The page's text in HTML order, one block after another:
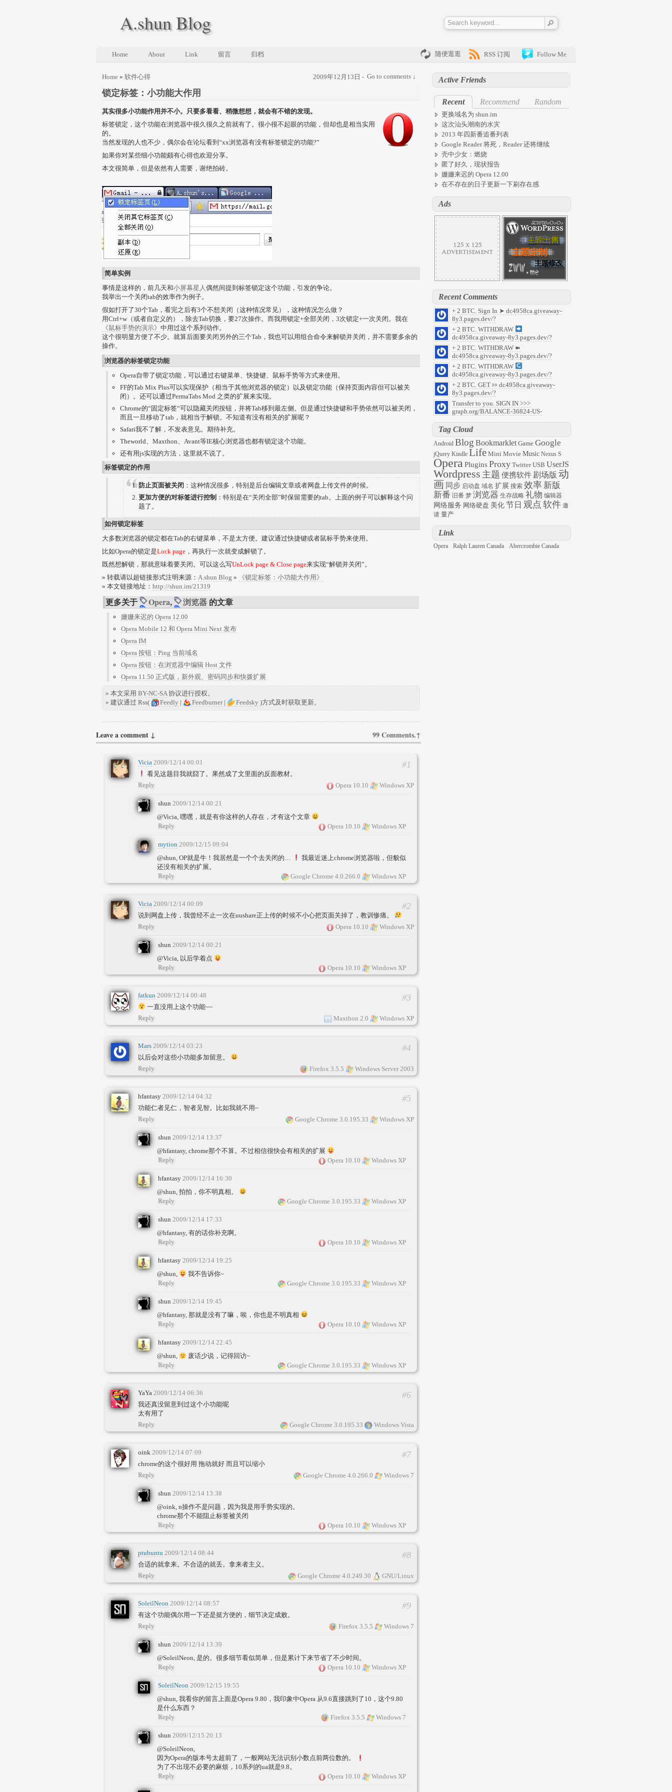
A.shun Blog
Home About Link 留言 归档 随便逛逛 RSS 订阅 Follow Me
Go to comments ↓
2009年12月13日 -
Home » 软件心得
锁定标签：小功能大作用
其实很多小功能作用并不小。只要多看看、稍微想想，就会有不错的发现。
标签锁定，这个功能在浏览器中很久很久之前就有了。很小很不起眼的功能，但却也是相当实用
的。
当然发现的人也不少，偶尔会在论坛看到“xx浏览器有没有标签锁定的功能?”
如果你对某些细小功能颇有心得也欢迎分享。
本文很简单，但是依然有人需要，谢绝拍砖。
简单实例
事情是这样的，前几天和小屏幕星人偶然间提到标签锁定这个功能，引发的争论。
我举出一个关闭tab的效率作为例子。
假如打开了30个Tab，看完之后有3个不想关闭（这种情况常见），这种情况怎么做？
用Ctrl+w（或者自定义的），除去Tab切换，要27次操作。而我用锁定+全部关闭，3次锁定+一次关闭。我在
《鼠标手势的演示》 中用过这个系列动作。
这个很明显方便了不少。就算后面要关闭另外的三个Tab，我也可以用组合命令来解锁并关闭，并不需要多余的
操作。
浏览器的标签锁定功能
Opera自带了锁定功能，可以通过右键菜单、快捷键、鼠标手势等方式来使用。
FF的Tab Mix Plus可以实现保护（相当于其他浏览器的锁定）以及锁定功能（保持页面内容但可以被关
闭）。还可以通过PermaTabs Mod 之类的扩展来实现。
Chrome的“固定标签“可以隐藏关闭按钮，并将Tab移到最左侧。但是通过快捷键和手势依然可以被关闭，
而且一旦移动了tab，就相当于解锁。不知道有没有相关的扩展呢？
Safari我不了解，不发表意见。期待补充。
Theworld、Maxthon、Avant等IE核心浏览器也都有锁定这个功能。
还有用js实现的方法，这里就不说了。
标签锁定的作用
防止页面被关闭 ：这种情况很多，特别是后台编辑文章或者网盘上传文件的时候。
更加方便的对标签进行控制 ：特别是在“关闭全部”时保留需要的tab。上面的例子可以解释这个问
题了。
如何锁定标签
大多数浏览器的锁定都在Tab的右键菜单，不是太方便。建议通过快捷键或者鼠标手势来使用。
比如Opera的锁定是Lock page ，再执行一次就变成解锁了。
既然想解锁，那就意味着要关闭。可以这么写UnLock page & Close page来实现“解锁并关闭”。
» 转载请以超链接形式注明来源： A.shun Blog »
《锁定标签：小功能大作用》
» 本文链接地址： http://shun.im/21319
更多关于 Opera, 浏览器 的文章
姗姗来迟的 Opera 12.00
Opera Mobile 12 和 Opera Mini Next 发布
Opera IM
Opera 按钮：Ping 当前域名
Opera 按钮：在浏览器中编辑 Host 文件
Opera 11.50 正式版，新外观、密码同步和快拨扩展
» 本文采用 BY-NC-SA协议进行授权。
» 建议通过 Rss(
Feedly | Feedburner| Feedsky )方式及时获取更新。
Leave a comment ↓ 99 Comments.↑
Vicia 2009/12/14 00:01
看见这题目我就囧了。果然成了文里面的反面教材。
Opera 10.10
Windows XP
#1
Reply
shun 2009/12/14 00:21
@Vicia, 嘿嘿，就是有你这样的人存在，才有这个文章
Opera 10.10
Windows XP
Reply
mytion 2009/12/15 09:04
@shun, OP就是牛！我居然是一个个去关闭的…
我最近迷上chrome浏览器啦，但貌似
还没有相关的扩展。
Google Chrome 4.0.266.0
Windows XP
Reply
Vicia 2009/12/14 00:09
说到网盘上传，我曾经不止一次在uushare正上传的时候不小心把页面关掉了，教训惨痛。
Opera 10.10
Windows XP
#2
Reply
shun 2009/12/14 00:21
@Vicia, 以后学着点
Opera 10.10
Windows XP
Reply
fatkun 2009/12/14 00:48
一直没用上这个功能~~
Maxthon 2.0
Windows XP
#3
Reply
Mars 2009/12/14 03:23
以后会对这些小功能多加留意。
Firefox 3.5.5
Windows Server 2003
#4
Reply
hfantasy 2009/12/14 04:32
功能仁者见仁，智者见智。比如我就不用~
Google Chrome 3.0.195.33
Windows XP
#5
Reply
shun 2009/12/14 13:37
@hfantasy, chrome那个不算。不过相信很快会有相关的扩展
Opera 10.10
Windows XP
Reply
hfantasy 2009/12/14 16:30
@shun, 拍拍，你不明真相。
Google Chrome 3.0.195.33
Windows XP
Reply
shun 2009/12/14 17:33
@hfantasy, 有的话你补充啊。
Opera 10.10
Windows XP
Reply
hfantasy 2009/12/14 19:25
@shun,
我不告诉你~
Google Chrome 3.0.195.33
Windows XP
Reply
shun 2009/12/14 19:45
@hfantasy, 那就是没有了嘛，唉，你也是不明真相
Opera 10.10
Windows XP
Reply
hfantasy 2009/12/14 22:45
@shun,
废话少说，记得回访~
Google Chrome 3.0.195.33
Windows XP
Reply
YaYa 2009/12/14 06:36
我还真没留意到过这个小功能呢
太有用了
Google Chrome 3.0.195.33
Windows Vista
#6
Reply
oink 2009/12/14 07:09
chrome的这个很好用 拖动就好 而且可以缩小
Google Chrome 4.0.266.0
Windows 7
#7
Reply
shun 2009/12/14 13:38
@oink, n操作不是问题，因为我是用手势实现的。
chrome那个不能阻止标签被关闭
Opera 10.10
Windows XP
Reply
ptubuntu 2009/12/14 08:44
合适的就拿来。不合适的就丢。拿来者主义。
Google Chrome 4.0.249.30
GNU/Linux
#8
Reply
SoleilNeon 2009/12/14 08:57
有这个功能偶尔用一下还是挺方便的，细节决定成败。
Firefox 3.5.5
Windows 7
#9
Reply
shun 2009/12/14 13:39
@SoleilNeon, 是的。很多细节看似简单，但是累计下来节省了不少时间。
Opera 10.10
Windows XP
Reply
SoleilNeon 2009/12/15 19:55
@shun, 我看你的留言上面是Opera 9.80，我印象中Opera 从9.6直接跳到了10，这个9.80
是什么东西？
Firefox 3.5.5
Windows 7
Reply
shun 2009/12/15 20:13
@SoleilNeon,
因为Opera的版本号太超前了，一般网站无法识别小数点前两位数的。
为了不出现不必要的麻烦，10系列的ua就是9.8。
Opera 10.10
Windows XP
Reply
Active Friends
Recent Recommend Random
更换域名为 shun.im
这次汕头潮南的水灾
2013 年四新番追番列表
Google Reader 将死，Reader 还将继续
壳中少女：燃烧
匿了好久，现状报告
姗姗来迟的 Opera 12.00
在不存在的日子更新一下刷存在感
Ads
Recent Comments
+ 2 BTC. Sign In ➤ dc4958ca.giveaway-
8y3.pages.dev/?
hs=57faf8c37b5c93cfe535649c9e405071&
0rilly
+ 2 BTC. WITHDRAW
dc4958ca.giveaway-8y3.pages.dev/?
hs=d91f853f8aefdcb5190c1e22a14f58b0&
kloqld
+ 2 BTC. WITHDRAW ➽
dc4958ca.giveaway-8y3.pages.dev/?
hs=4abd218d8fafafefc68fa59ca9b81a90&
sage08
+ 2 BTC. WITHDRAW
dc4958ca.giveaway-8y3.pages.dev/?
hs=4959c496b322aefcf23db3c963aad0b7&
6z7147
+ 2 BTC. GET ⇰ dc4958ca.giveaway-
8y3.pages.dev/?
hs=26ec2c0788563c5ee9501c79f6f2ed03&
iu7sdl
Transfer to you. SIGN IN >>>
graph.org/BALANCE-36824-US-
hs=857ddc7d48d8ecacb35e31ac945aaac3&
h2pg63
Tag Cloud
Android Blog Bookmarklet Game Google
jQuery Kindle Life Mini Movie Music Nexus S
Opera PluginsProxy Twitter USB UserJS
Wordpress 主题 便携软件 剧场版 动
画 同步 启动盘 域名 扩展 搜索 效率 新版
新番
旧番 梦 浏览器 生存战略 礼物 编辑器
网络服务 网络硬盘 美化 节日 观点 软件 邀
请 量产
Link
Opera Ralph Lauren Canada Abercrombie Canada